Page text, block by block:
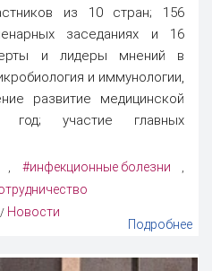
из 10 стран; 156
заседаниях и 16
и лидеры мнений в
и иммунологии,
развитие медицинской
участие главных
, #инфекционные болезни ,
/ Новости
Подробнее